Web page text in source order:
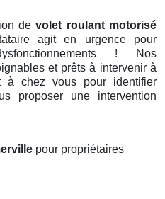
devolet roulant motorisé
agit en urgence pour
! Nos
et prêts à intervenir à
à chez vous pour identifier
proposer une intervention
pour propriétaires